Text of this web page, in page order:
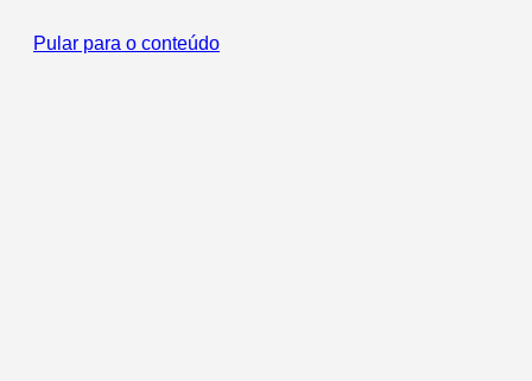
Pular para o conteúdo